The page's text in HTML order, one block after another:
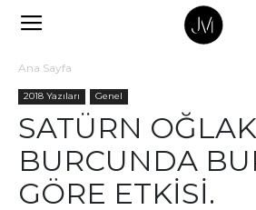
Ana Sayfa
2018 Yazıları Genel
SATÜRN OĞLAK
BURCUNDA
GÖRE ETKİSİ.